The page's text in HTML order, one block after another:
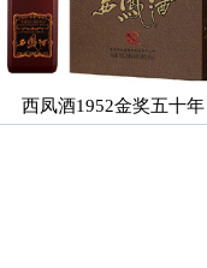
西凤酒1952金奖五十年